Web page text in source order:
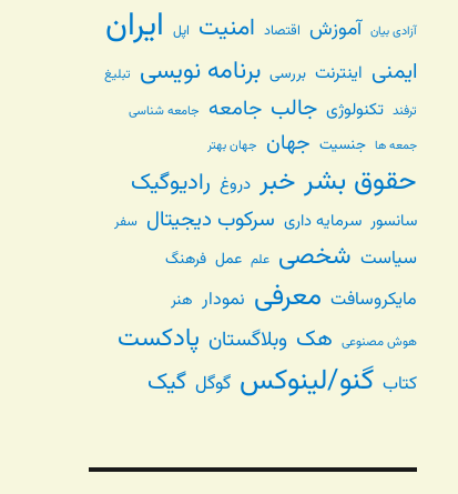
آزادی بیان آموزش اقتصاد امنیت اپل ایران
ایمنی اینترنت بررسی برنامه نویسی تبلیغ
ترفند تکنولوژی جالب جامعه جامعه شناسی
جمعه ها جنسیت جهان جهان بهتر
حقوق بشر خبر دروغ رادیوگیک
سانسور سرمایه داری سرکوب دیجیتال سفر
سیاست شخصی علم عمل فرهنگ
مایکروسافت معرفی نمودار هنر
هوش مصنوعی هک وبلاگستان پادکست
کتاب گنو/لینوکس گوگل گیک